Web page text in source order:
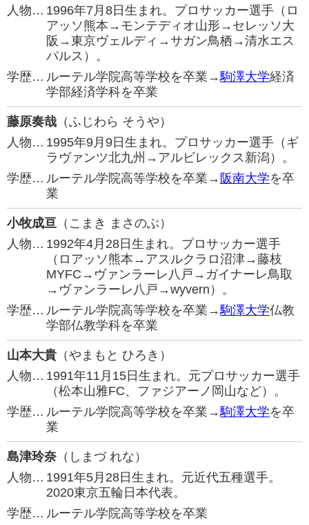
人物… 1996年7月8日生まれ。プロサッカー選手（ロ
アッソ熊本→モンテディオ山形→セレッソ大
阪→東京ヴェルディ→サガン鳥栖→清水エス
パルス）。
学歴… ルーテル学院高等学校を卒業→駒澤大学経済
学部経済学科を卒業
藤原奏哉 （ふじわら そうや）
人物… 1995年9月9日生まれ。プロサッカー選手（ギ
ラヴァンツ北九州→アルビレックス新潟）。
学歴… ルーテル学院高等学校を卒業→ 阪南大学を卒
業
小牧成亘 （こまき まさのぶ）
人物… 1992年4月28日生まれ。プロサッカー選手
（ロアッソ熊本→アスルクラロ沼津→藤枝
MYFC→ヴァンラーレ八戸→ガイナーレ鳥取
→ヴァンラーレ八戸→wyvern）。
学歴… ルーテル学院高等学校を卒業→駒澤大学仏教
学部仏教学科を卒業
山本大貴 （やまもと ひろき）
人物… 1991年11月15日生まれ。元プロサッカー選手
（松本山雅FC、ファジアーノ岡山など）。
学歴… ルーテル学院高等学校を卒業→駒澤大学を卒
業
島津玲奈 （しまづ れな）
人物… 1991年5月28日生まれ。元近代五種選手。
2020東京五輪日本代表。
学歴… ルーテル学院高等学校を卒業